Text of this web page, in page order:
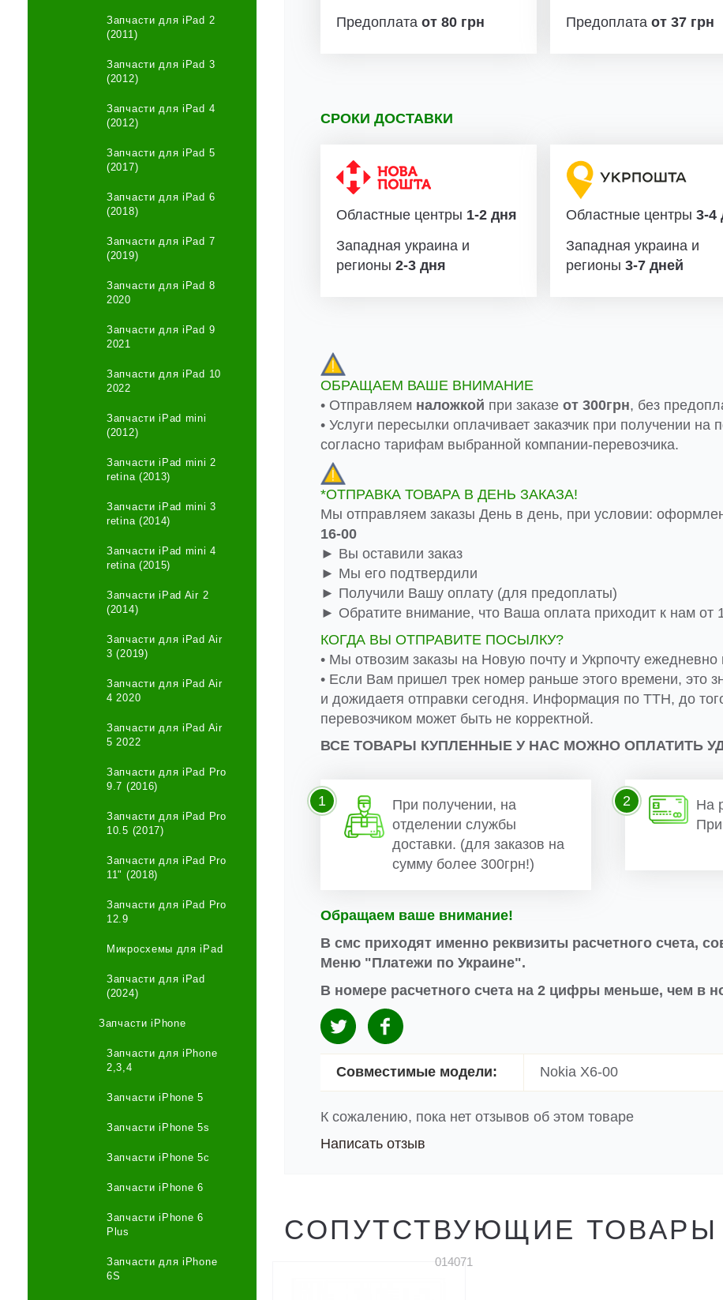
Запчасти для iPad 2
(2011)
Запчасти для iPad 3
(2012)
Запчасти для iPad 4
(2012)
Запчасти для iPad 5
(2017)
Запчасти для iPad 6
(2018)
Запчасти для iPad 7
(2019)
Запчасти для iPad 8
2020
Запчасти для iPad 9
2021
Запчасти для iPad 10
2022
Запчасти iPad mini
(2012)
Запчасти iPad mini 2
retina (2013)
Запчасти iPad mini 3
retina (2014)
Запчасти iPad mini 4
retina (2015)
Запчасти iPad Air 2
(2014)
Запчасти для iPad Air
3 (2019)
Запчасти для iPad Air
4 2020
Запчасти для iPad Air
5 2022
Запчасти для iPad Pro
9.7 (2016)
Запчасти для iPad Pro
10.5 (2017)
Запчасти для iPad Pro
11" (2018)
Запчасти для iPad Pro
12.9
Микросхемы для iPad
Запчасти для iPad
(2024)
Запчасти iPhone
Запчасти для iPhone
2,3,4
Запчасти iPhone 5
Запчасти iPhone 5s
Запчасти iPhone 5c
Запчасти iPhone 6
Запчасти iPhone 6
Plus
Запчасти для iPhone
6S
Предоплата от 80 грн
Предоплатаот 37 грн
СРОКИ ДОСТАВКИ
Областные центры 1-2 дня
Западная украина и
регионы 2-3 дня
Областные центры 3-4
Западная украина и
регионы 3-7 дней
ОБРАЩАЕМ ВАШЕ ВНИМАНИЕ
• Отправляем наложкой при заказе от 300грн, без
• Услуги пересылки оплачивает заказчик при получении на
согласно тарифам выбранной компании-перевозчика.
*ОТПРАВКА ТОВАРА В ДЕНЬ ЗАКАЗА!
Мы отправляем заказы День в день, при условии:
16-00
► Вы оставили заказ
► Мы его подтвердили
► Получили Вашу оплату (для предоплаты)
► Обратите внимание, что Ваша оплата приходит к нам от
КОГДА ВЫ ОТПРАВИТЕ ПОСЫЛКУ?
• Мы отвозим заказы на Новую почту и Укрпочту ежедневно
• Если Вам пришел трек номер раньше этого времени, это
и дожидаетя отправки сегодня. Информация по ТТН, до
перевозчиком может быть не корректной.
ВСЕ ТОВАРЫ КУПЛЕННЫЕ У НАС МОЖНО ОПЛАТИТЬ
При получении, на
отделении службы
доставки. (для заказов на
сумму более 300грн!)
1
На
2
Обращаем ваше внимание!
В смс приходят именно реквизиты расчетного счета,
Меню "Платежи по Украине".
В номере расчетного счета на 2 цифры меньше, чем в
Совместимые модели: Nokia X6-00
К сожалению, пока нет отзывов об этом товаре
Написать отзыв
СОПУТСТВУЮЩИЕ ТОВАРЫ
014071